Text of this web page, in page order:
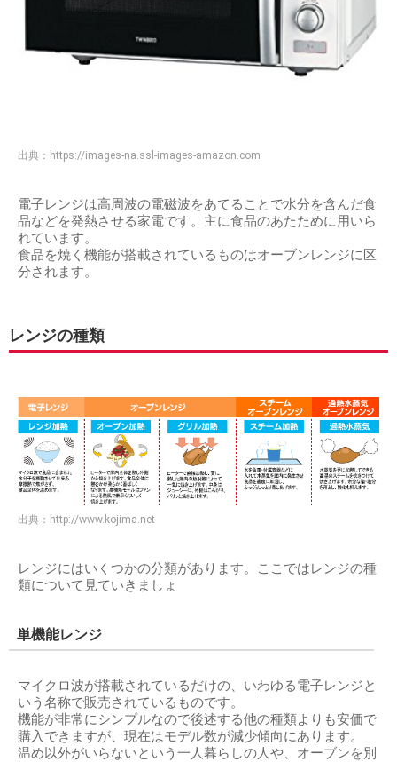
出典： https://images-na.ssl-images-amazon.com
電子レンジは高周波の電磁波をあてることで水分を含んだ食
品などを発熱させる家電です。主に食品のあたために用いら
れています。
食品を焼く機能が搭載されているものはオーブンレンジに区
分されます。
レンジの種類
出典： http://www.kojima.net
レンジにはいくつかの分類があります。ここではレンジの種
類について見ていきましょ
単機能レンジ
マイクロ波が搭載されているだけの、いわゆる電子レンジと
いう名称で販売されているものです。
機能が非常にシンプルなので後述する他の種類よりも安価で
購入できますが、現在はモデル数が減少傾向にあります。
温め以外がいらないという一人暮らしの人や、オーブンを別